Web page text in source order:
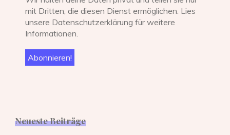
mit Dritten, die diesen Dienst ermöglichen. Lies
unsere Datenschutzerklärung für weitere
Informationen.
Neueste Beiträge